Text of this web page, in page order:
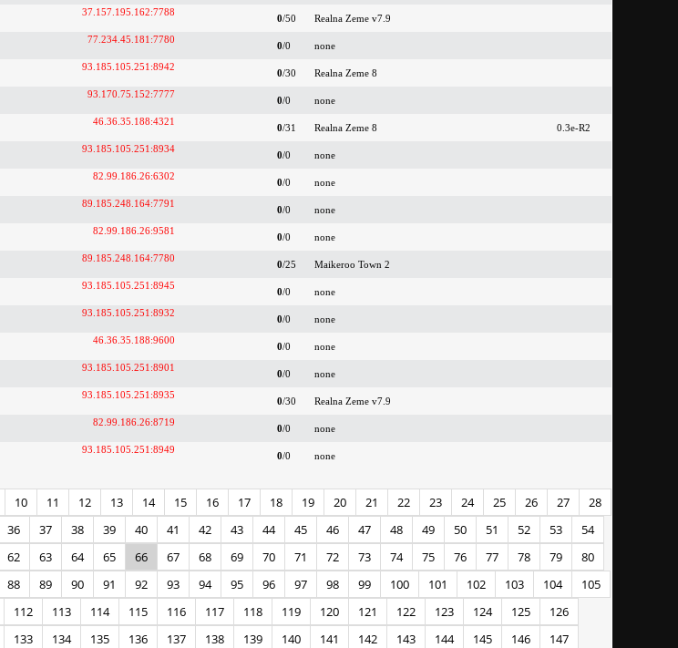
37.157.195.162:7788
0/50 Realna Zeme v7.9
77.234.45.181:7780
0/0 none
93.185.105.251:8942
0/30 Realna Zeme 8
93.170.75.152:7777
0/0 none
46.36.35.188:4321
0/31 Realna Zeme 8 0.3e-R2
93.185.105.251:8934
0/0 none
82.99.186.26:6302
0/0 none
89.185.248.164:7791
0/0 none
82.99.186.26:9581
0/0 none
89.185.248.164:7780
0/25 Maikeroo Town 2
93.185.105.251:8945
0/0 none
93.185.105.251:8932
0/0 none
46.36.35.188:9600
0/0 none
93.185.105.251:8901
0/0 none
93.185.105.251:8935
0/30 Realna Zeme v7.9
82.99.186.26:8719
0/0 none
93.185.105.251:8949
0/0 none
10 11 12 13 14 15 16 17 18 19 20 21 22 23 24 25 26 27
28
36 37 38 39 40 41 42 43 44 45 46 47 48 49 50 51 52 53
54
62 63 64 65 66 67 68 69 70 71 72 73 74 75 76 77 78 79
80
88 89 90 91 92 93 94 95 96 97 98 99 100 101 102 103 104
105
112 113 114 115 116 117 118 119 120 121 122 123 124 125
126
133 134 135 136 137 138 139 140 141 142 143 144 145 146
147